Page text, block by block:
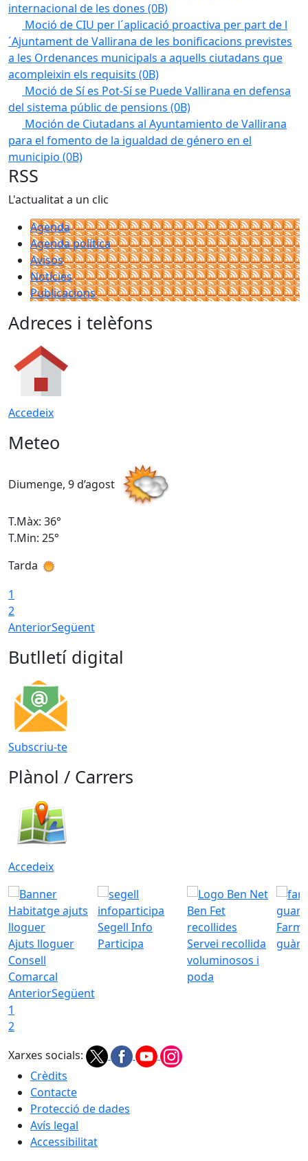
internacional de les dones (0B)
Moció de CIU per l´aplicació proactiva per part de l
´Ajuntament de Vallirana de les bonificacions previstes
a les Ordenances municipals a aquells ciutadans que
acompleixin els requisits (0B)
Moció de Sí es Pot-Sí se Puede Vallirana en defensa
del sistema públic de pensions (0B)
Moción de Ciutadans al Ayuntamiento de Vallirana
para el fomento de la igualdad de género en el
municipio (0B)
RSS
L'actualitat a un clic
Agenda
Agenda política
Avisos
Notícies
Publicacions
Adreces i telèfons
Accedeix
Meteo
Diumenge, 9 d’agost
T.Màx: 36°
T.Min: 25°
Tarda
1
2
AnteriorSegüent
Butlletí digital
Subscriu-te
Plànol / Carrers
Accedeix
Ajuts lloguer
Consell
Comarcal
Segell Info
Participa
Servei recollida
voluminosos i
poda
AnteriorSegüent
1
2
Xarxes socials:
Crèdits
Contacte
Protecció de dades
Avís legal
Accessibilitat